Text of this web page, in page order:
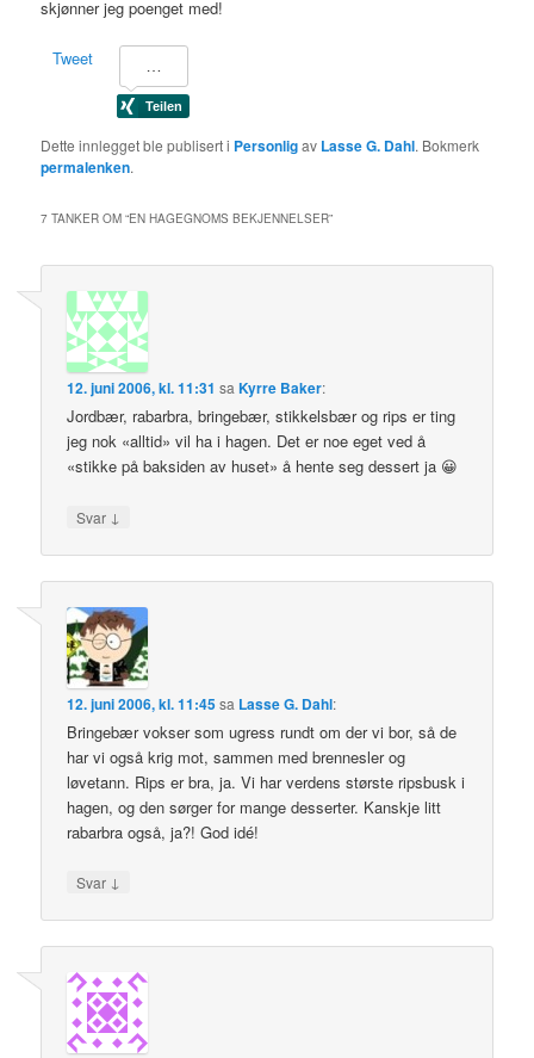
skjønner jeg poenget med!
Tweet
Dette innlegget ble publisert i Personligav Lasse G. Dahl. Bokmerk
permalenken.
7 TANKER OM “EN HAGEGNOMS BEKJENNELSER”
12. juni 2006, kl. 11:31 sa Kyrre Baker:
Jordbær, rabarbra, bringebær, stikkelsbær og rips er ting
jeg nok «alltid» vil ha i hagen. Det er noe eget ved å
«stikke på baksiden av huset» å hente seg dessert ja 😀
Svar ↓
12. juni 2006, kl. 11:45sa Lasse G. Dahl:
Bringebær vokser som ugress rundt om der vi bor, så de
har vi også krig mot, sammen med brennesler og
løvetann. Rips er bra, ja. Vi har verdens største ripsbusk i
hagen, og den sørger for mange desserter. Kanskje litt
rabarbra også, ja?! God idé!
Svar ↓